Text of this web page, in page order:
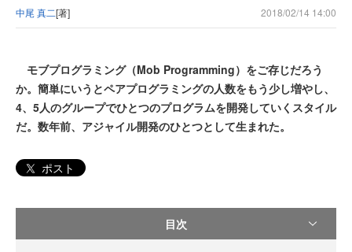
中尾 真二[著] 2018/02/14 14:00
モブプログラミング（Mob Programming）をご存じだろう
か。簡単にいうとペアプログラミングの人数をもう少し増やし、
4、5人のグループでひとつのプログラムを開発していくスタイル
だ。数年前、アジャイル開発のひとつとして生まれた。
ポスト
目次